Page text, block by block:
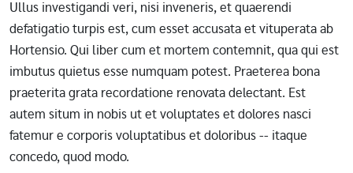
Ullus investigandi veri, nisi inveneris, et quaerendi
defatigatio turpis est, cum esset accusata et vituperata ab
Hortensio. Qui liber cum et mortem contemnit, qua qui est
imbutus quietus esse numquam potest. Praeterea bona
praeterita grata recordatione renovata delectant. Est
autem situm in nobis ut et voluptates et dolores nasci
fatemur e corporis voluptatibus et doloribus -- itaque
concedo, quod modo.